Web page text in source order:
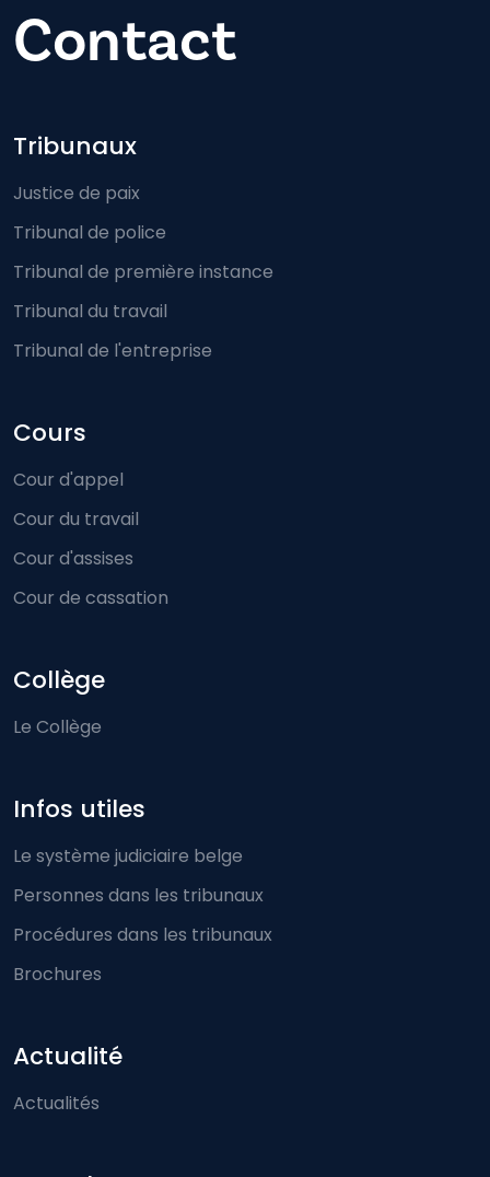
Contact
Footer-menu
Tribunaux
Justice de paix
Tribunal de police
Tribunal de première instance
Tribunal du travail
Tribunal de l'entreprise
Cours
Cour d'appel
Cour du travail
Cour d'assises
Cour de cassation
Collège
Le Collège
Infos utiles
Le système judiciaire belge
Personnes dans les tribunaux
Procédures dans les tribunaux
Brochures
Actualité
Actualités